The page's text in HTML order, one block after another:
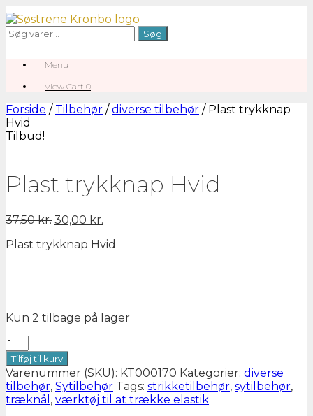
Gå
til
indhold
Søg
efter:
Søg
Menu
View
cart
View Cart 0
Forside / Tilbehør /diverse tilbehør / Plast trykknap
Hvid
Tilbud!
Plast trykknap Hvid
37,50kr. Den
pris
30,00 kr.
pris
Plast trykknap Hvid
Kun 2 tilbage på lager
Plast
trykknap
Hvid
antal
Tilføj til kurv
Varenummer (SKU): KT000170 Kategorier: diverse
tilbehør, Sytilbehør Tags: strikketilbehør, sytilbehør,
træknål , værktøj til at trække elastik